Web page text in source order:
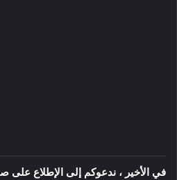
في الأخير ، ندعوكم إلى الإطلاع على